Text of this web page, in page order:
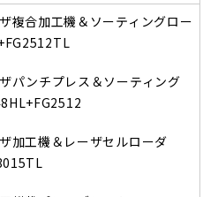
複合加工機＆ソーティングロー
パンチプレス＆ソーティング
加工機＆レーザセルローダ